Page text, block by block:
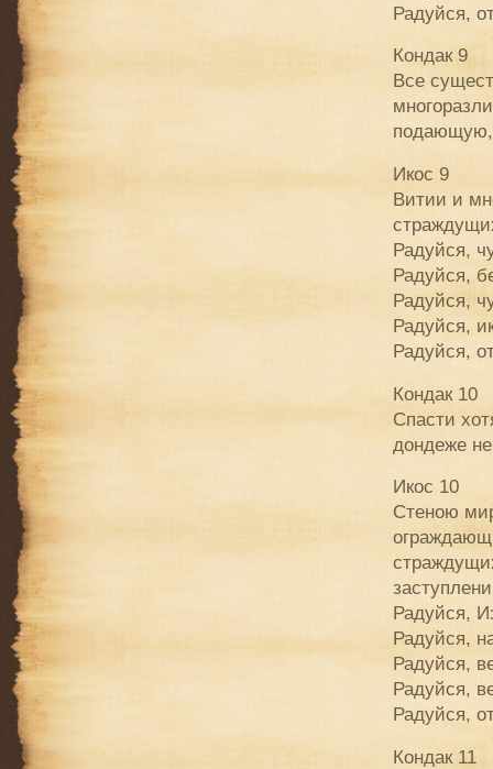
Радуйся,
Кондак 9
Все
Икос 9
Витии и
Радуйся,
Радуйся,
Радуйся,
Радуйся,
Радуйся,
Кондак 10
Спасти
дондеже
Икос 10
Стеною
Радуйся,
Радуйся,
Радуйся,
Радуйся,
Радуйся,
Кондак 11